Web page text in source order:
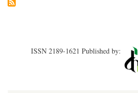
け
ISSN 2189-1621 Published by: